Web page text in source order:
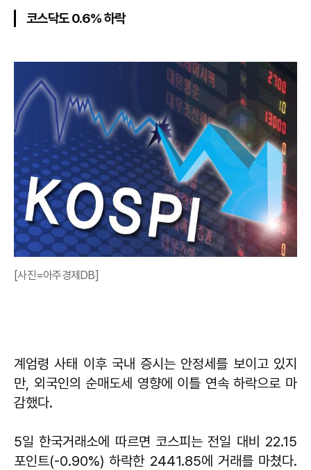
코스닥도 0.6% 하락
[사진=아주경제DB]
계엄령 사태 이후 국내 증시는 안정세를 보이고 있지
만, 외국인의 순매도세 영향에 이틀 연속 하락으로 마
감했다.
5일 한국거래소에 따르면 코스피는 전일 대비 22.15
포인트(-0.90%) 하락한 2441.85에 거래를 마쳤다.